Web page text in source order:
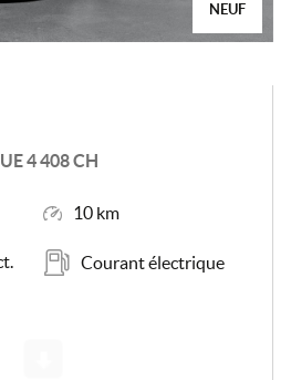
NEUF
4 408 CH
10 km
Carburant
Courant électrique